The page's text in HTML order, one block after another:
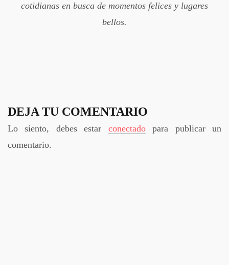
cotidianas en busca de momentos felices y lugares
bellos.
DEJA TU COMENTARIO
Lo siento, debes estar conectadopara publicar un
comentario.